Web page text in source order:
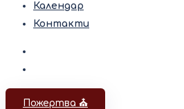
Календар
Контакти
Пожертва ⛪️